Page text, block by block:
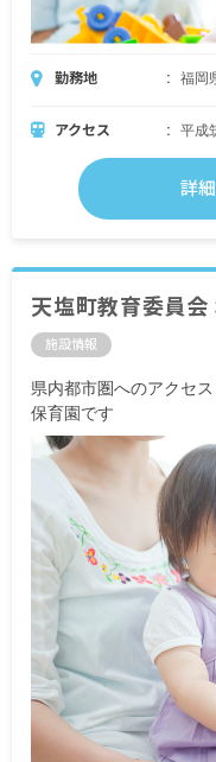
勤務地 福岡
アクセス 平成
詳
天塩町教育委員会
施設情報
県内都市圏へのアクセ
保育園です